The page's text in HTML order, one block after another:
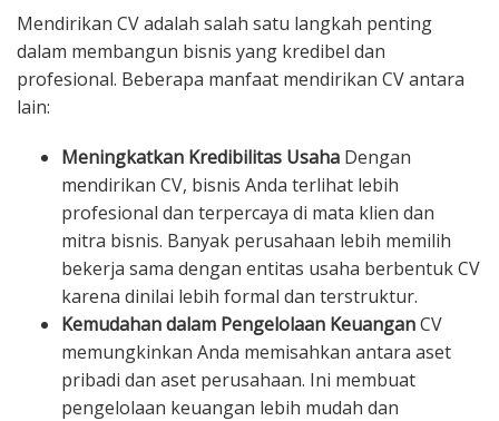
Mendirikan CV adalah salah satu langkah penting
dalam membangun bisnis yang kredibel dan
profesional. Beberapa manfaat mendirikan CV antara
lain:
Meningkatkan Kredibilitas Usaha Dengan
mendirikan CV, bisnis Anda terlihat lebih
profesional dan terpercaya di mata klien dan
mitra bisnis. Banyak perusahaan lebih memilih
bekerja sama dengan entitas usaha berbentuk CV
karena dinilai lebih formal dan terstruktur.
Kemudahan dalam Pengelolaan KeuanganCV
memungkinkan Anda memisahkan antara aset
pribadi dan aset perusahaan. Ini membuat
pengelolaan keuangan lebih mudah dan